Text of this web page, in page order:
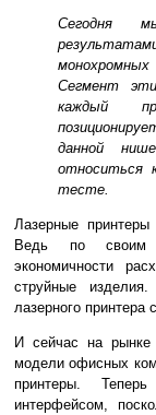
Сегодня
Сегмент
каждый
данной
относиться
тесте.
Лазерные
Ведь по своим
экономичности
струйные
лазерного
И сейчас на рынке
модели офисных
принтеры.
интерфейсом,